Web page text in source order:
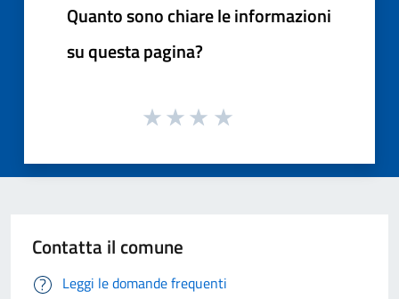
Quanto sono chiare le informazioni
su questa pagina?
Contatta il comune
Leggi le domande frequenti